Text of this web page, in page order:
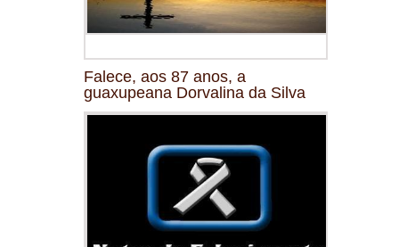
Falece, aos 87 anos, a
guaxupeana Dorvalina da Silva